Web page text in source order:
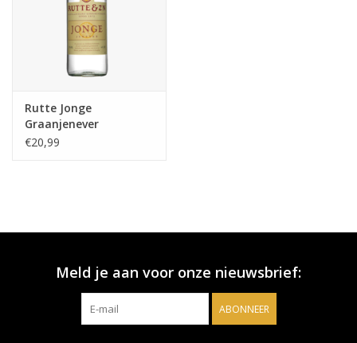
Rutte Jonge
Graanjenever
€20,99
Meld je aan voor onze nieuwsbrief:
ABONNEER